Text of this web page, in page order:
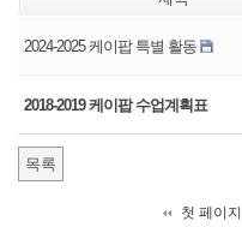
2024-2025 케이팝 특별 활동
2018-2019 케이팝 수업계획표
목록
첫 페이지